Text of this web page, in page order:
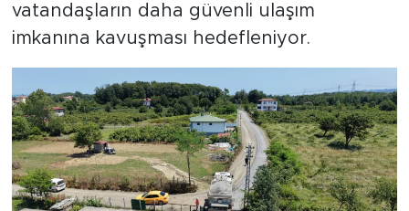
vatandaşların daha güvenli ulaşım
imkanına kavuşması hedefleniyor.